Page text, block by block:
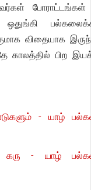
போராட்டங்கள்
விதையாக
காலத்தில் பிற
- யாழ்
கரு - யாழ்